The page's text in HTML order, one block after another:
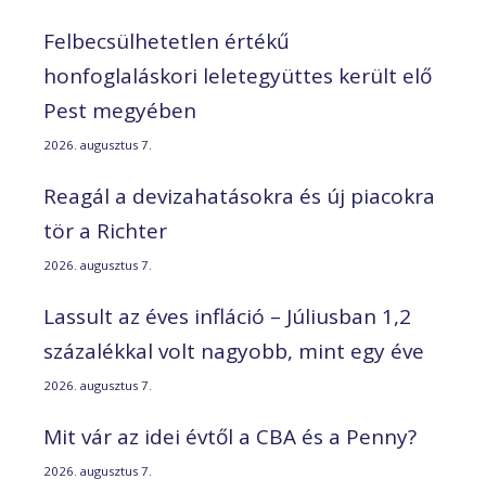
Felbecsülhetetlen értékű
honfoglaláskori leletegyüttes került elő
Pest megyében
2026. augusztus 7.
Reagál a devizahatásokra és új piacokra
tör a Richter
2026. augusztus 7.
Lassult az éves infláció – Júliusban 1,2
százalékkal volt nagyobb, mint egy éve
2026. augusztus 7.
Mit vár az idei évtől a CBA és a Penny?
2026. augusztus 7.